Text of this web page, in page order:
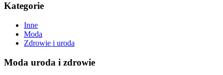
Kategorie
Inne
Moda
Zdrowie i uroda
Moda uroda i zdrowie